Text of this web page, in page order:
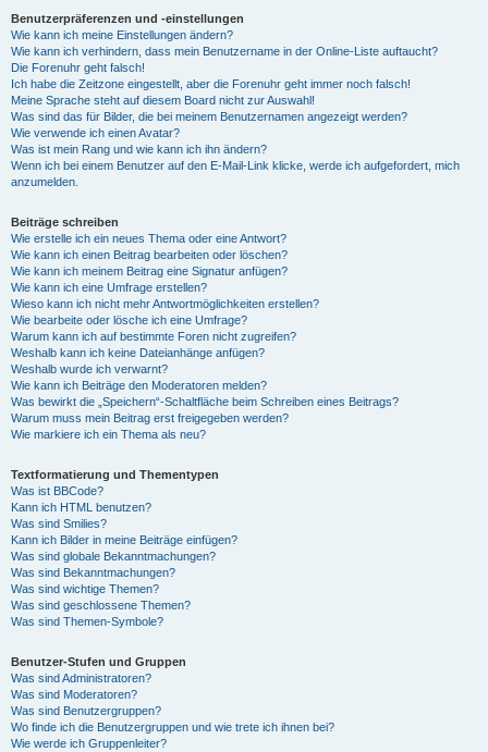
Benutzerpräferenzen und -einstellungen
Wie kann ich meine Einstellungen ändern?
Wie kann ich verhindern, dass mein Benutzername in der Online-Liste auftaucht?
Die Forenuhr geht falsch!
Ich habe die Zeitzone eingestellt, aber die Forenuhr geht immer noch falsch!
Meine Sprache steht auf diesem Board nicht zur Auswahl!
Was sind das für Bilder, die bei meinem Benutzernamen angezeigt werden?
Wie verwende ich einen Avatar?
Was ist mein Rang und wie kann ich ihn ändern?
Wenn ich bei einem Benutzer auf den E-Mail-Link klicke, werde ich aufgefordert, mich
anzumelden.
Beiträge schreiben
Wie erstelle ich ein neues Thema oder eine Antwort?
Wie kann ich einen Beitrag bearbeiten oder löschen?
Wie kann ich meinem Beitrag eine Signatur anfügen?
Wie kann ich eine Umfrage erstellen?
Wieso kann ich nicht mehr Antwortmöglichkeiten erstellen?
Wie bearbeite oder lösche ich eine Umfrage?
Warum kann ich auf bestimmte Foren nicht zugreifen?
Weshalb kann ich keine Dateianhänge anfügen?
Weshalb wurde ich verwarnt?
Wie kann ich Beiträge den Moderatoren melden?
Was bewirkt die „Speichern“-Schaltfläche beim Schreiben eines Beitrags?
Warum muss mein Beitrag erst freigegeben werden?
Wie markiere ich ein Thema als neu?
Textformatierung und Thementypen
Was ist BBCode?
Kann ich HTML benutzen?
Was sind Smilies?
Kann ich Bilder in meine Beiträge einfügen?
Was sind globale Bekanntmachungen?
Was sind Bekanntmachungen?
Was sind wichtige Themen?
Was sind geschlossene Themen?
Was sind Themen-Symbole?
Benutzer-Stufen und Gruppen
Was sind Administratoren?
Was sind Moderatoren?
Was sind Benutzergruppen?
Wo finde ich die Benutzergruppen und wie trete ich ihnen bei?
Wie werde ich Gruppenleiter?